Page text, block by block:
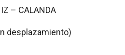
– CALANDA
desplazamiento)